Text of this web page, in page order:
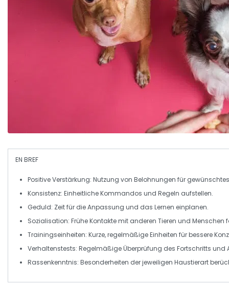
EN BREF
Positive Verstärkung: Nutzung von Belohnungen für
Konsistenz: Einheitliche Kommandos und Regeln aufstellen.
Geduld: Zeit für die Anpassung und das Lernen einplanen.
Sozialisation: Frühe Kontakte mit anderen Tieren und Menschen
Trainingseinheiten: Kurze, regelmäßige Einheiten für bessere
Verhaltenstests: Regelmäßige Überprüfung des Fortschritts und
Rassenkenntnis: Besonderheiten der jeweiligen Haustierart